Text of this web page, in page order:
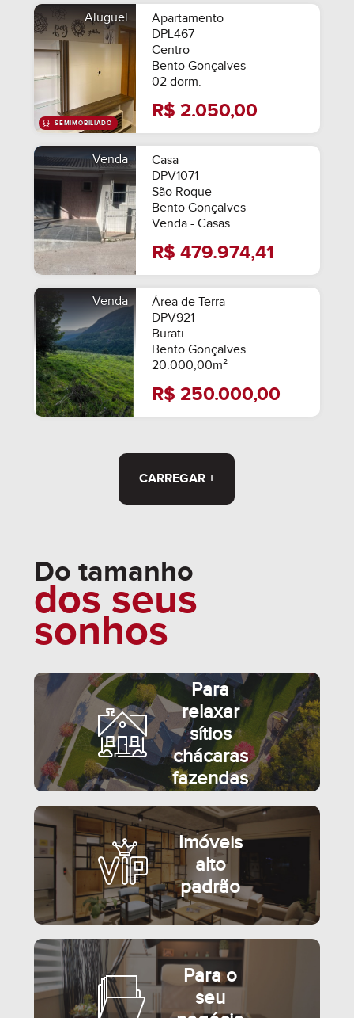
SEMIMOBILIADO
Aluguel
Apartamento
DPL467
Centro
Bento Gonçalves
02 dorm.
R$ 2.050,00
Venda
Casa
DPV1071
São Roque
Bento Gonçalves
Venda - Casas ...
R$ 479.974,41
Venda
Área de Terra
DPV921
Burati
Bento Gonçalves
20.000,00m²
R$ 250.000,00
CARREGAR +
Do tamanho
dos seus
sonhos
Para
relaxar
sítios
chácaras
fazendas
Imóveis
alto
padrão
Para o
seu